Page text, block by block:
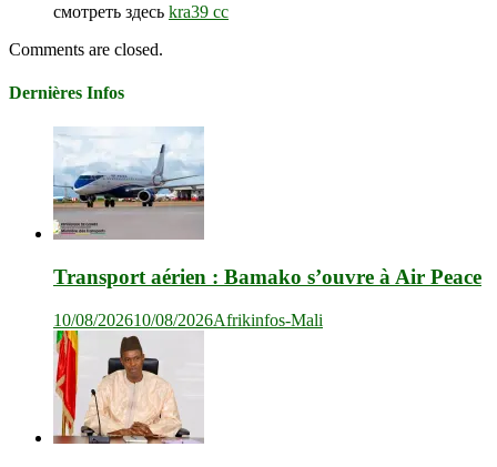
смотреть здесь kra39 cc
Comments are closed.
Dernières Infos
Transport aérien : Bamako s’ouvre à Air Peace
10/08/202610/08/2026Afrikinfos-Mali